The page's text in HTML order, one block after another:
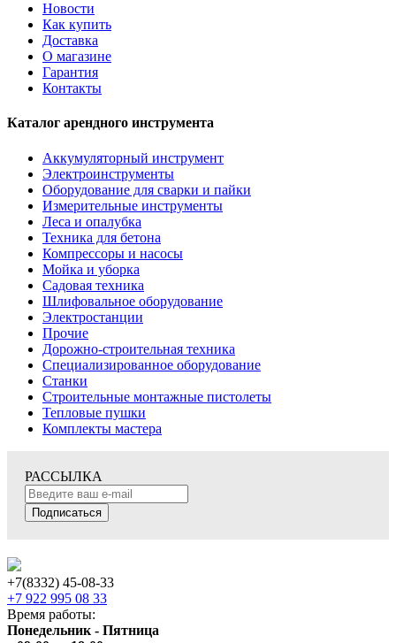
Новости
Как купить
Доставка
О магазине
Гарантия
Контакты
Каталог арендного инструмента
Аккумуляторный инструмент
Электроинструменты
Оборудование для сварки и пайки
Измерительные инструменты
Леса и опалубка
Техника для бетона
Компрессоры и насосы
Мойка и уборка
Садовая техника
Шлифовальное оборудование
Электростанции
Прочие
Дорожно-строительная техника
Специализированное оборудование
Станки
Строительные монтажные пистолеты
Тепловые пушки
Комплекты мастера
РАССЫЛКА
Подписаться
+7(8332) 45-08-33
+7 922 995 08 33
Время работы:
Понедельник - Пятница